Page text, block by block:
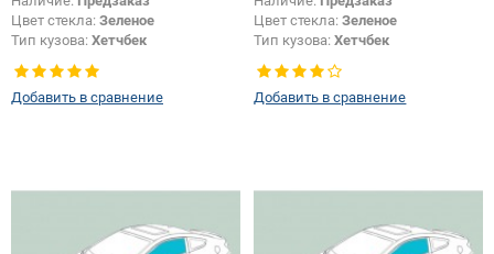
Цвет стекла: Зеленое
Тип кузова: Хетчбек
Тип стекла: Боковое стекло левое
Добавить в сравнение
Цвет стекла:Зеленое
Тип кузова:Хетчбек
Тип стекла:Боковое стекло левое
Добавить в сравнение